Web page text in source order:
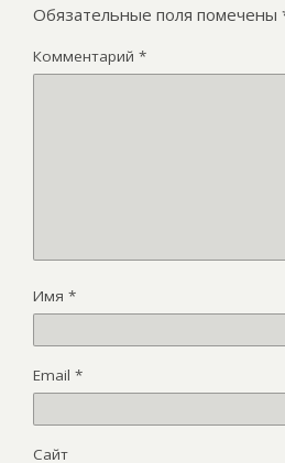
Обязательные поля помечены
Комментарий *
Имя *
Email *
Сайт